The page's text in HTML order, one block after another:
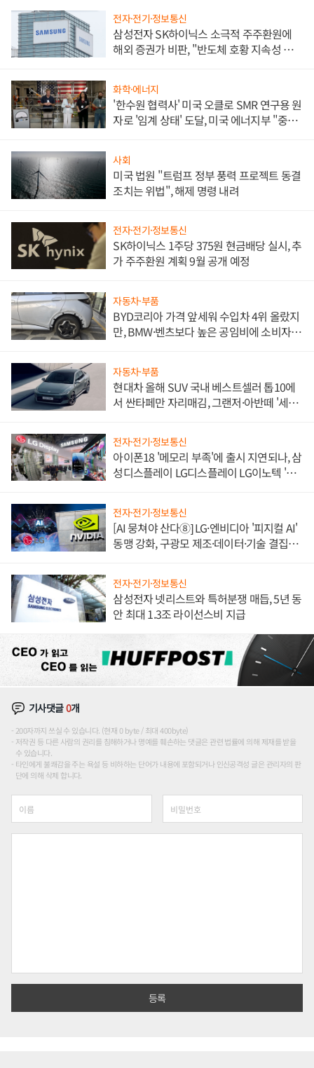
전자·전기·정보통신
삼성전자 SK하이닉스 소극적 주주환원에
해외 증권가 비판, "반도체 호황 지속성 의
화학·에너지
'한수원 협력사' 미국 오클로 SMR 연구용 원
자로 '임계 상태' 도달, 미국 에너지부 "중요
사회
미국 법원 "트럼프 정부 풍력 프로젝트 동결
조치는 위법", 해제 명령 내려
전자·전기·정보통신
SK하이닉스 1주당 375원 현금배당 실시, 추
가 주주환원 계획 9월 공개 예정
자동차·부품
BYD코리아 가격 앞세워 수입차 4위 올랐지
만, BMW·벤츠보다 높은 공임비에 소비자
자동차·부품
현대차 올해 SUV 국내 베스트셀러 톱10에
서 싼타페만 자리매김, 그랜저·아반떼 '세단
전자·전기·정보통신
아이폰18 '메모리 부족'에 출시 지연되나, 삼
성디스플레이 LG디스플레이 LG이노텍 '탈
전자·전기·정보통신
[AI 뭉쳐야 산다⑧] LG·엔비디아 '피지컬 AI'
동맹 강화, 구광모 제조·데이터·기술 결집
전자·전기·정보통신
삼성전자 넷리스트와 특허분쟁 매듭, 5년 동
안 최대 1.3조 라이선스비 지급
기사댓글0개
200자까지 쓰실 수 있습니다. (현재 0 byte / 최대 400byte)
저작권 등 다른 사람의 권리를 침해하거나 명예를 훼손하는 댓글은 관련 법률에 의해 제재를 받을
수 있습니다.
타인에게 불쾌감을 주는 욕설 등 비하하는 단어가 내용에 포함되거나 인신공격성 글은 관리자의 판
단에 의해 삭제 합니다.